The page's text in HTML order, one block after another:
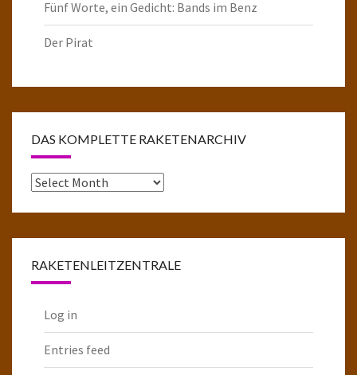
Fünf Worte, ein Gedicht: Bands im Benz
Der Pirat
DAS KOMPLETTE RAKETENARCHIV
Das
RAKETENLEITZENTRALE
Log in
Entries feed